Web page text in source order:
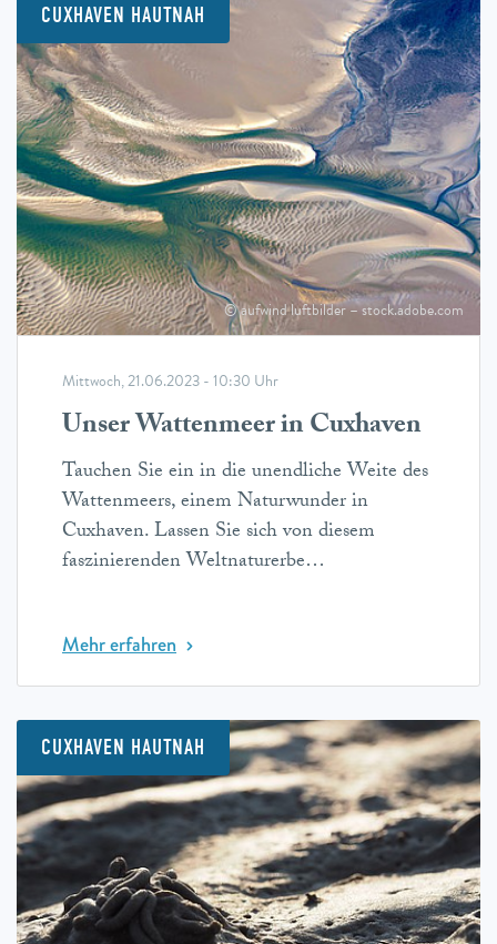
CUXHAVEN HAUTNAH
© aufwind luftbilder – stock.adobe.com
Mittwoch, 21.06.2023 - 10:30 Uhr
Unser Wattenmeer in Cuxhaven
Tauchen Sie ein in die unendliche Weite des
Wattenmeers, einem Naturwunder in
Cuxhaven. Lassen Sie sich von diesem
faszinierenden Weltnaturerbe…
Mehr erfahren
CUXHAVEN HAUTNAH